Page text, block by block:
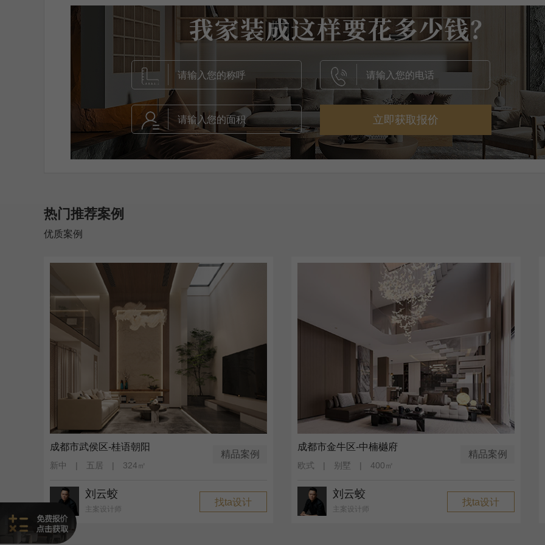
热门推荐案例
优质案例
精品案例
成都市武侯区-桂语朝阳
新中 | 五居 | 324㎡
刘云蛟
主案设计师
找ta设计
精品案例
成都市金牛区-中楠樾府
欧式 | 别墅 | 400㎡
刘云蛟
主案设计师
找ta设计